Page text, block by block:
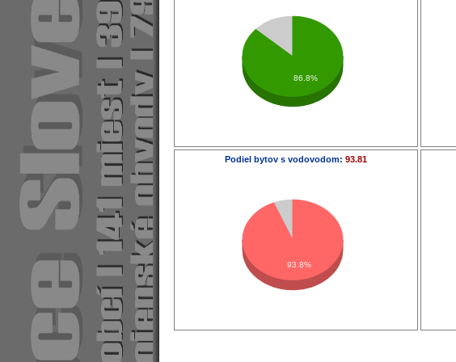
86.8%
Podiel bytov s vodovodom: 93.81
93.8%